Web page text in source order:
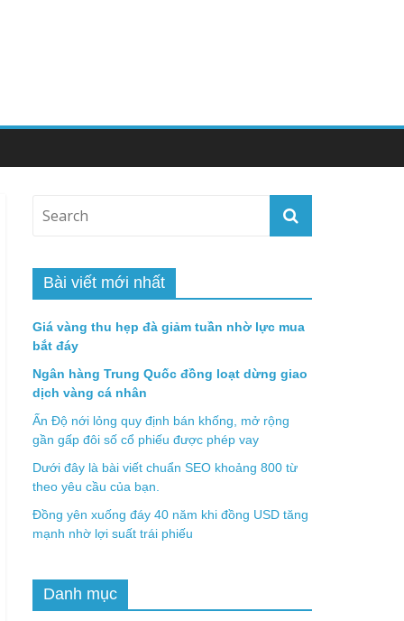
Bài viết mới nhất
Giá vàng thu hẹp đà giảm tuần nhờ lực mua
bắt đáy
Ngân hàng Trung Quốc đồng loạt dừng giao
dịch vàng cá nhân
Ấn Độ nới lỏng quy định bán khống, mở rộng
gần gấp đôi số cổ phiếu được phép vay
Dưới đây là bài viết chuẩn SEO khoảng 800 từ
theo yêu cầu của bạn.
Đồng yên xuống đáy 40 năm khi đồng USD tăng
mạnh nhờ lợi suất trái phiếu
Danh mục